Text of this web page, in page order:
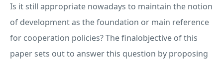
Is it still appropriate nowadays to maintain the notion
of development as the foundation or main reference
for cooperation policies? The finalobjective of this
paper sets out to answer this question by proposing